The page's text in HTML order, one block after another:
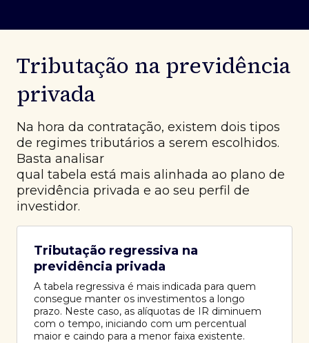
Tributação na previdência
privada
Na hora da contratação, existem dois tipos
de regimes tributários a serem escolhidos.
Basta analisar
qual tabela está mais alinhada ao plano de
previdência privada e ao seu perfil de
investidor.
Tributação regressiva na
previdência privada
A tabela regressiva é mais indicada para quem
consegue manter os investimentos a longo
prazo. Neste caso, as alíquotas de IR diminuem
com o tempo, iniciando com um percentual
maior e caindo para a menor faixa existente.